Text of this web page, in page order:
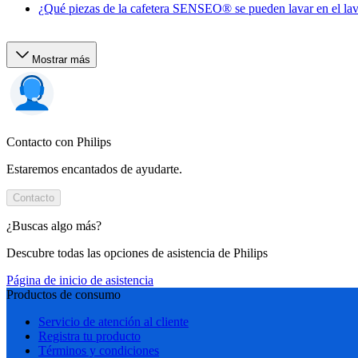
¿Qué piezas de la cafetera SENSEO® se pueden lavar en el
Mostrar más
Contacto con Philips
Estaremos encantados de ayudarte.
Contacto
¿Buscas algo más?
Descubre todas las opciones de asistencia de Philips
Página de inicio de asistencia
Productos de consumo
Servicio de atención al cliente
Registra tu producto
Términos y condiciones